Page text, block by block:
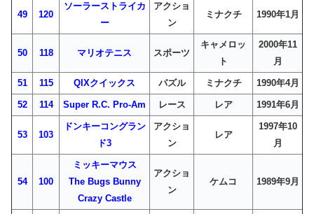
49 120
ソーラーストライカ
ー
アクショ
ン
ミナクチ 1990年1月
50 118 マリオテニス スポーツ
キャメロッ
ト
2000年11
月
51 115 QIXクイックス パズル ミナクチ 1990年4月
52 114 Super R.C. Pro-Am レース レア 1991年6月
53 103
ドンキーコングラン
ド3
アクショ
ン
レア
1997年10
月
54 100
ミッキーマウス
The Bugs Bunny
Crazy Castle
アクショ
ン
ケムコ 1989年9月